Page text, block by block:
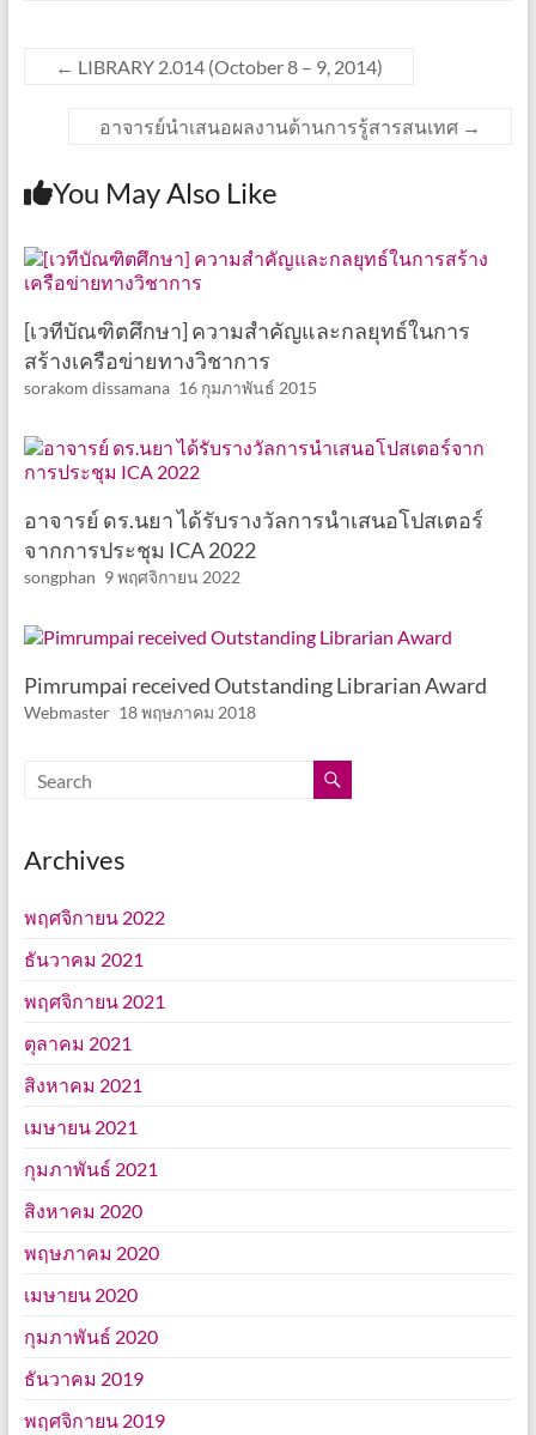
← LIBRARY 2.014 (October 8 – 9, 2014)
อาจารย์นำเสนอผลงานด้านการรู้สารสนเทศ →
You May Also Like
[เวทีบัณฑิตศึกษา] ความสำคัญและกลยุทธ์ในการ
สร้างเครือข่ายทางวิชาการ
sorakom dissamana 16 กุมภาพันธ์ 2015
อาจารย์ ดร.นยา ได้รับรางวัลการนำเสนอโปสเตอร์
จากการประชุม ICA 2022
songphan 9 พฤศจิกายน 2022
Pimrumpai received Outstanding Librarian Award
Webmaster 18 พฤษภาคม 2018
Archives
พฤศจิกายน 2022
ธันวาคม 2021
พฤศจิกายน 2021
ตุลาคม 2021
สิงหาคม 2021
เมษายน 2021
กุมภาพันธ์ 2021
สิงหาคม 2020
พฤษภาคม 2020
เมษายน 2020
กุมภาพันธ์ 2020
ธันวาคม 2019
พฤศจิกายน 2019